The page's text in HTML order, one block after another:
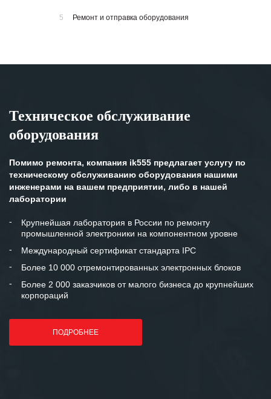
5 Ремонт и отправка оборудования
Техническое обслуживание
оборудования
Помимо ремонта, компания ik555 предлагает услугу по
техническому обслуживанию оборудования нашими
инженерами на вашем предприятии, либо в нашей
лаборатории
Крупнейшая лаборатория в России по ремонту
промышленной электроники на компонентном уровне
Международный сертификат стандарта IPC
Более 10 000 отремонтированных электронных блоков
Более 2 000 заказчиков от малого бизнеса до крупнейших
корпораций
ПОДРОБНЕЕ